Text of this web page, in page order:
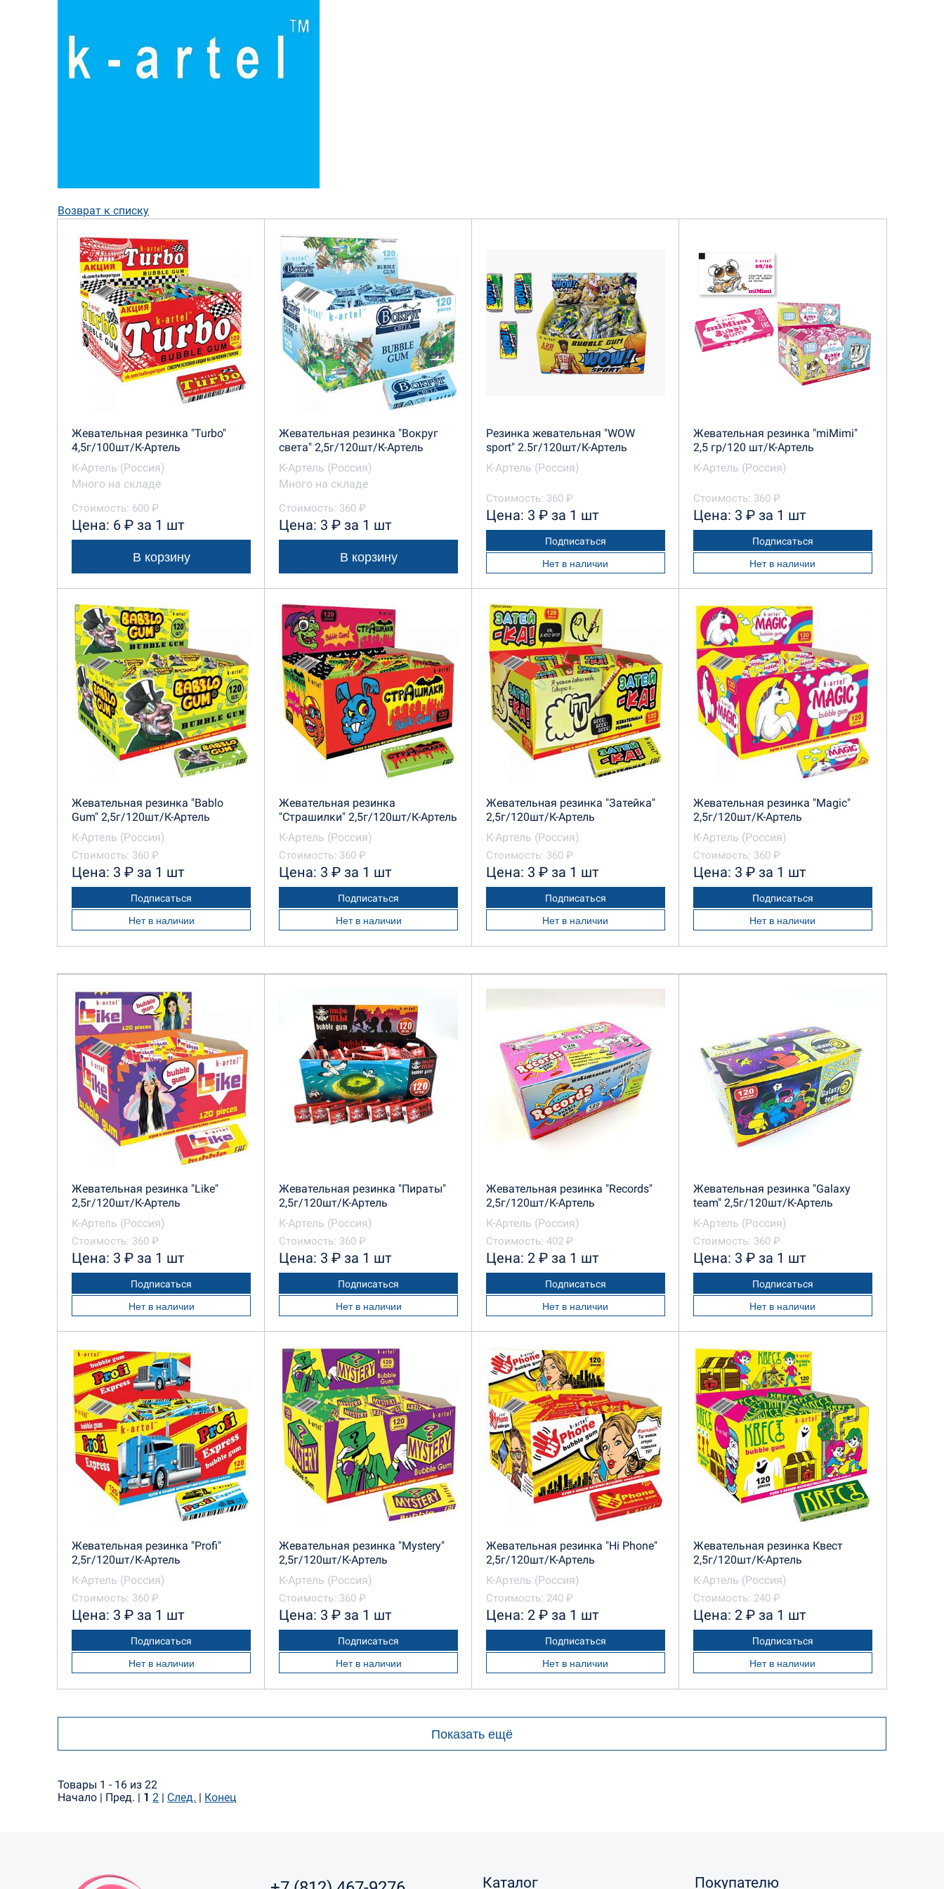
Возврат к списку
Жевательная резинка "Turbo"
4,5г/100шт/К-Артель
К-Артель (Россия)
Много на складе
Стоимость: 600 ₽
Цена: 6 ₽ за 1 шт
В корзину
Жевательная резинка "Вокруг
света" 2,5г/120шт/К-Артель
К-Артель (Россия)
Много на складе
Стоимость: 360 ₽
Цена: 3 ₽ за 1 шт
В корзину
Резинка жевательная "WOW
sport" 2.5г/120шт/К-Артель
К-Артель (Россия)
Стоимость: 360 ₽
Цена: 3 ₽ за 1 шт
Подписаться
Нет в наличии
Жевательная резинка "miMimi"
2,5 гр/120 шт/К-Артель
К-Артель (Россия)
Стоимость: 360 ₽
Цена: 3 ₽ за 1 шт
Подписаться
Нет в наличии
Жевательная резинка "Bablo
Gum" 2,5г/120шт/К-Артель
К-Артель (Россия)
Стоимость: 360 ₽
Цена: 3 ₽ за 1 шт
Подписаться
Нет в наличии
Жевательная резинка
"Страшилки" 2,5г/120шт/К-Артель
К-Артель (Россия)
Стоимость: 360 ₽
Цена: 3 ₽ за 1 шт
Подписаться
Нет в наличии
Жевательная резинка "Затейка"
2,5г/120шт/К-Артель
К-Артель (Россия)
Стоимость: 360 ₽
Цена: 3 ₽ за 1 шт
Подписаться
Нет в наличии
Жевательная резинка "Magic"
2,5г/120шт/К-Артель
К-Артель (Россия)
Стоимость: 360 ₽
Цена: 3 ₽ за 1 шт
Подписаться
Нет в наличии
Жевательная резинка "Like"
2,5г/120шт/К-Артель
К-Артель (Россия)
Стоимость: 360 ₽
Цена: 3 ₽ за 1 шт
Подписаться
Нет в наличии
Жевательная резинка "Пираты"
2,5г/120шт/К-Артель
К-Артель (Россия)
Стоимость: 360 ₽
Цена: 3 ₽ за 1 шт
Подписаться
Нет в наличии
Жевательная резинка "Records"
2,5г/120шт/К-Артель
К-Артель (Россия)
Стоимость: 402 ₽
Цена: 2 ₽ за 1 шт
Подписаться
Нет в наличии
Жевательная резинка "Galaxy
team" 2,5г/120шт/К-Артель
К-Артель (Россия)
Стоимость: 360 ₽
Цена: 3 ₽ за 1 шт
Подписаться
Нет в наличии
Жевательная резинка "Profi"
2,5г/120шт/К-Артель
К-Артель (Россия)
Стоимость: 360 ₽
Цена: 3 ₽ за 1 шт
Подписаться
Нет в наличии
Жевательная резинка "Mystery"
2,5г/120шт/К-Артель
К-Артель (Россия)
Стоимость: 360 ₽
Цена: 3 ₽ за 1 шт
Подписаться
Нет в наличии
Жевательная резинка "Hi Phone"
2,5г/120шт/К-Артель
К-Артель (Россия)
Стоимость: 240 ₽
Цена: 2 ₽ за 1 шт
Подписаться
Нет в наличии
Жевательная резинка Квест
2,5г/120шт/К-Артель
К-Артель (Россия)
Стоимость: 240 ₽
Цена: 2 ₽ за 1 шт
Подписаться
Нет в наличии
Показать ещё
Товары 1 - 16 из 22
Начало | Пред. | 1 2 | След. | Конец
Каталог Покупателю